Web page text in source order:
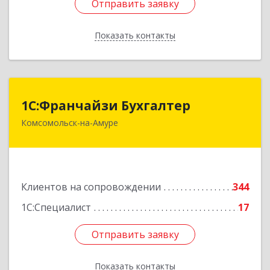
Отправить заявку
Показать контакты
Отправить заявку
Назад
1С:Франчайзи Бухгалтер
Комсомольск-на-Амуре
Клиентов на сопровождении
344
1С:Специалист
17
Отправить заявку
Показать контакты
1С:Франчайзи Бухгалтер
681000, Хабаровский край, Комсомольск-на-
Подробнее
Отправить заявку
Назад